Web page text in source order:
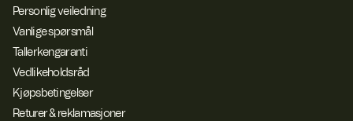
Personlig veiledning
Vanlige spørsmål
Tallerkengaranti
Vedlikeholdsråd
Kjøpsbetingelser
Returer & reklamasjoner